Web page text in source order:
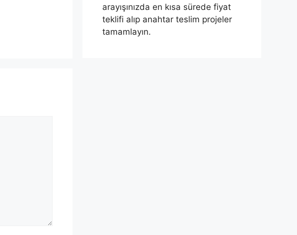
arayışınızda en kısa sürede fiyat
teklifi alıp anahtar teslim projeler
tamamlayın.